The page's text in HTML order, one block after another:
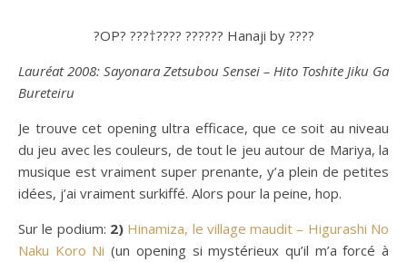
?OP? ???†???? ?????? Hanaji by ????
Lauréat 2008: Sayonara Zetsubou Sensei – Hito Toshite Jiku Ga
Bureteiru
Je trouve cet opening ultra efficace, que ce soit au niveau
du jeu avec les couleurs, de tout le jeu autour de Mariya, la
musique est vraiment super prenante, y’a plein de petites
idées, j’ai vraiment surkiffé. Alors pour la peine, hop.
Sur le podium: 2) Hinamiza, le village maudit – Higurashi No
Naku Koro Ni (un opening si mystérieux qu’il m’a forcé à